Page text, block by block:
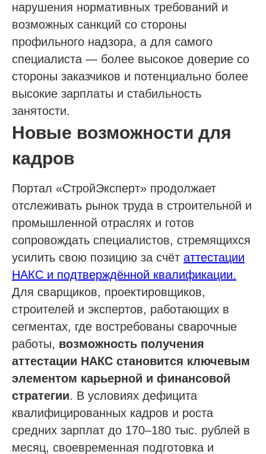
нарушения нормативных требований и
возможных санкций со стороны
профильного надзора, а для самого
специалиста — более высокое доверие со
стороны заказчиков и потенциально более
высокие зарплаты и стабильность
занятости.
Новые возможности для
кадров
Портал «СтройЭксперт» продолжает
отслеживать рынок труда в строительной и
промышленной отраслях и готов
сопровождать специалистов, стремящихся
усилить свою позицию за счёт аттестации
НАКС и подтверждённой квалификации.
Для сварщиков, проектировщиков,
строителей и экспертов, работающих в
сегментах, где востребованы сварочные
работы, возможность получения
аттестации НАКС становится ключевым
элементом карьерной и финансовой
стратегии. В условиях дефицита
квалифицированных кадров и роста
средних зарплат до 170–180 тыс. рублей в
месяц, своевременная подготовка и
О компании
Специалисты НРС для СРО
Независимая оценка квалификации (НОК)
Покупка готовой компании (ООО)
Продажа готовой компании (ООО)
Получить аккредитацию ФКР
Актуальные отборы ФКР в вашем регионе
Гарантии
Наша команда
Новости
Отзывы
Контакты
Лицензии
Лицензия на лом металлов
Лицензия Минкультуры
Лицензия МЧС